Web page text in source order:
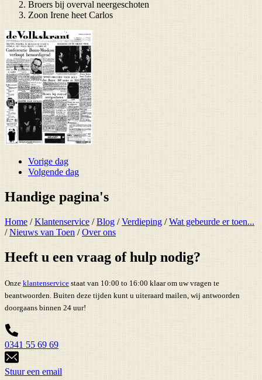
Broers bij overval neergeschoten
Zoon Irene heet Carlos
Vorige dag
Volgende dag
Handige pagina's
Home /Klantenservice /Blog /Verdieping /Wat gebeurde er toen...
/Nieuws van Toen /Over ons
Heeft u een vraag of hulp nodig?
Onze klantenservice staat van 10:00 to 16:00 klaar om uw vragen te
beantwoorden. Buiten deze tijden kunt u uiteraard mailen, wij antwoorden
doorgaans binnen 24 uur!
0341 55 69 69
Stuur een email